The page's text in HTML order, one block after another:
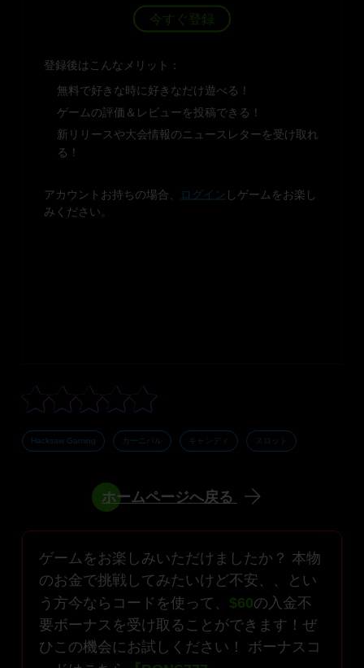
今すぐ登録
登録後はこんなメリット：
無料で好きな時に好きなだけ遊べる！
ゲームの評価＆レビューを投稿できる！
新リリースや大会情報のニュースレターを受け取れ
る！
アカウントお持ちの場合、 ログイン しゲームをお楽し
みください。
Hacksaw Gaming カーニバル キャンディ スロット
ホームページへ戻る
ゲームをお楽しみいただけましたか？ 本物
のお金で挑戦してみたいけど不安、、とい
う方今ならコードを使って、 $60の入金不
要ボーナスを受け取ることができます！ぜ
ひこの機会にお試しください！ ボーナスコ